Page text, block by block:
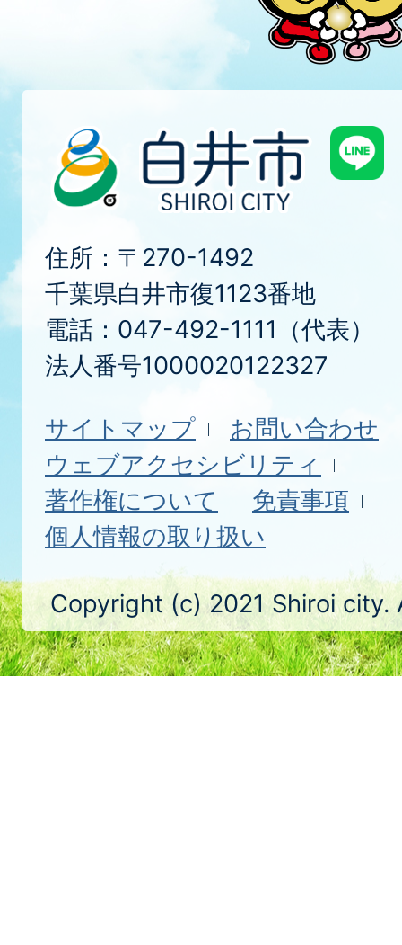
住所：〒270-1492
千葉県白井市復1123番地
電話：047-492-1111（代表）
法人番号1000020122327
サイトマップ
お問い合わせ
ウェブアクセシビリティ
著作権について
免責事項
個人情報の取り扱い
Copyright (c) 2021 Shiroi city.